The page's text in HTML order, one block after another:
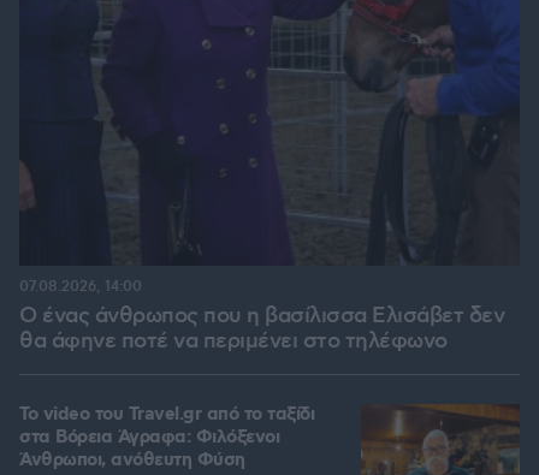
Ο ένας άνθρωπος που η βασίλισσα Ελισάβετ δεν
θα άφηνε ποτέ να περιμένει στο τηλέφωνο
07.08.2026, 14:00
To video του Travel.gr από το ταξίδι
στα Βόρεια Άγραφα: Φιλόξενοι
Άνθρωποι, ανόθευτη Φύση